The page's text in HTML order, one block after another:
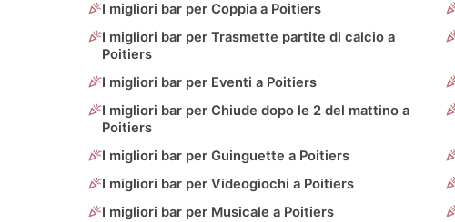
I migliori bar per Coppia a Poitiers
I migliori bar per Trasmette partite di calcio a
Poitiers
I migliori bar per Eventi a Poitiers
I migliori bar per Chiude dopo le 2 del mattino a
Poitiers
I migliori bar per Guinguette a Poitiers
I migliori bar per Videogiochi a Poitiers
I migliori bar per Musicale a Poitiers